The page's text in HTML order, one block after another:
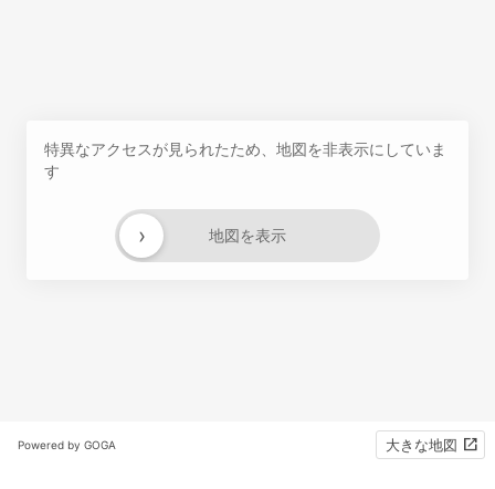
特異なアクセスが見られたため、地図を非表示にしていま
す
地図を表示
›
Powered by GOGA 大きな地図